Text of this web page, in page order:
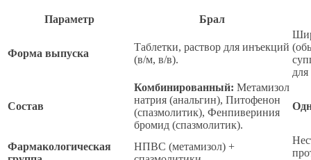
Параметр Брал
Форма выпуска
Таблетки, раствор для инъекций
(в/м, в/в).
Состав
Комбинированный: Метамизол
натрия (анальгин), Питофенон
(спазмолитик), Фенпивериния
бромид (спазмолитик).
Фармакологическая
НПВС (метамизол) +